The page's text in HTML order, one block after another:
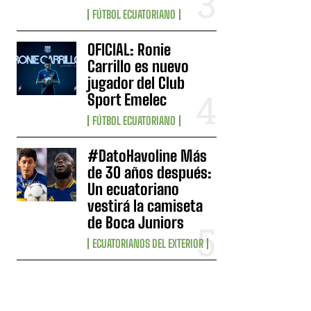
FÚTBOL ECUATORIANO
OFICIAL: Ronie
Carrillo es nuevo
jugador del Club
Sport Emelec
FÚTBOL ECUATORIANO
#DatoHavoline Más
de 30 años después:
Un ecuatoriano
vestirá la camiseta
de Boca Juniors
ECUATORIANOS DEL EXTERIOR